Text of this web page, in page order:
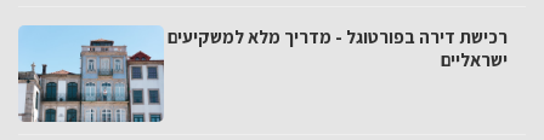
רכישת דירה בפורטוגל - מדריך מלא למשקיעים
ישראליים